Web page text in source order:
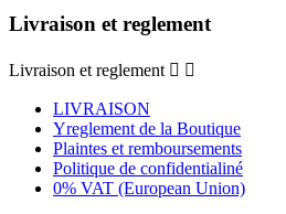
Livraison et reglement
Livraison et reglement  
LIVRAISON
Yreglement de la Boutique
Plaintes et remboursements
Politique de confidentialiné
0% VAT (European Union)